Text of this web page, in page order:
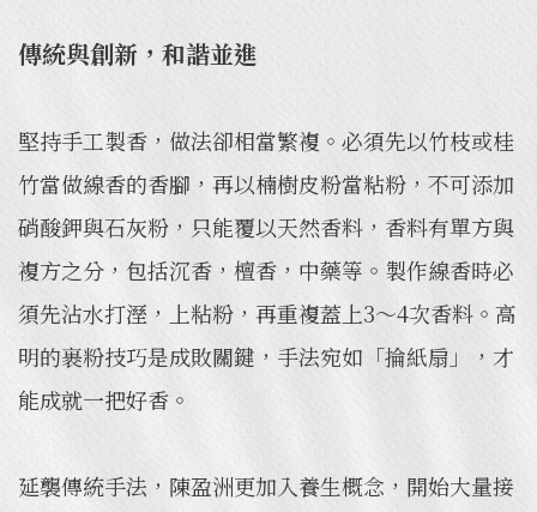
傳統與創新，和諧並進
堅持手工製香，做法卻相當繁複。必須先以竹枝或桂
竹當做線香的香腳，再以楠樹皮粉當粘粉，不可添加
硝酸鉀與石灰粉，只能覆以天然香料，香料有單方與
複方之分，包括沉香，檀香，中藥等。製作線香時必
須先沾水打溼，上粘粉，再重複蓋上3～4次香料。高
明的裹粉技巧是成敗關鍵，手法宛如「掄紙扇」，才
能成就一把好香。
延襲傳統手法，陳盈洲更加入養生概念，開始大量接